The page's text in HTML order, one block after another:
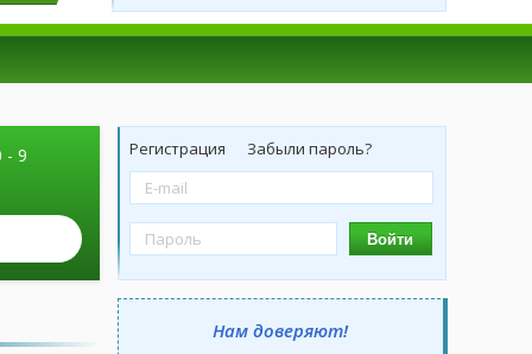
- 9
Регистрация Забыли пароль?
Войти
Нам доверяют!